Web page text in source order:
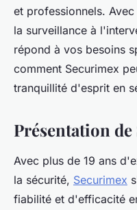
et professionnels.
la surveillance à
répond à vos besoins
comment Securimex
tranquillité d'esprit en
Présentation
Avec plus de 19 ans
la sécurité, Securimex
fiabilité et d'efficacité